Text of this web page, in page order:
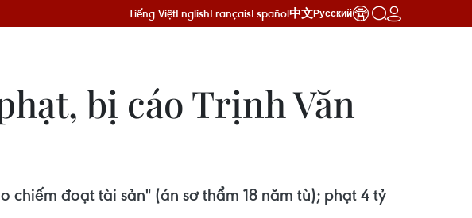
Tiếng ViệtEnglishFrançaisEspañol中文Русский
bị cáo Trịnh Văn
đoạt tài sản" (án sơ thẩm 18 năm tù); phạt 4 tỷ